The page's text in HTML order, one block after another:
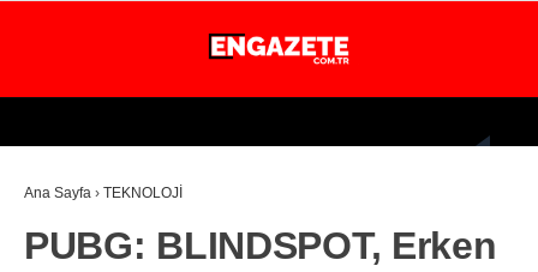
27.3
İSTANBUL
GÜNDEM
EKONOMİ
Ana Sayfa › TEKNOLOJİ
PUBG: BLINDSPOT, Erken